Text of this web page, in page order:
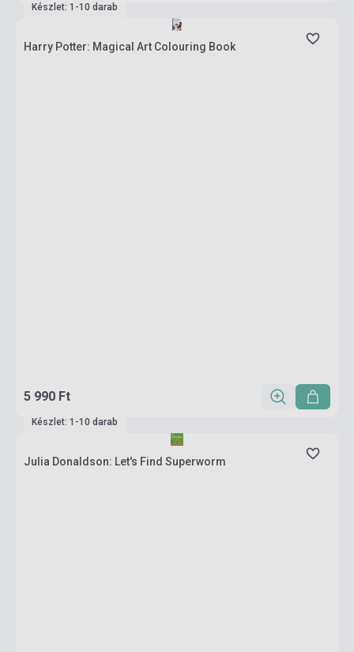
Készlet: 1-10 darab
Harry Potter: Magical Art Colouring Book
5 990 Ft
Készlet: 1-10 darab
Julia Donaldson: Let's Find Superworm